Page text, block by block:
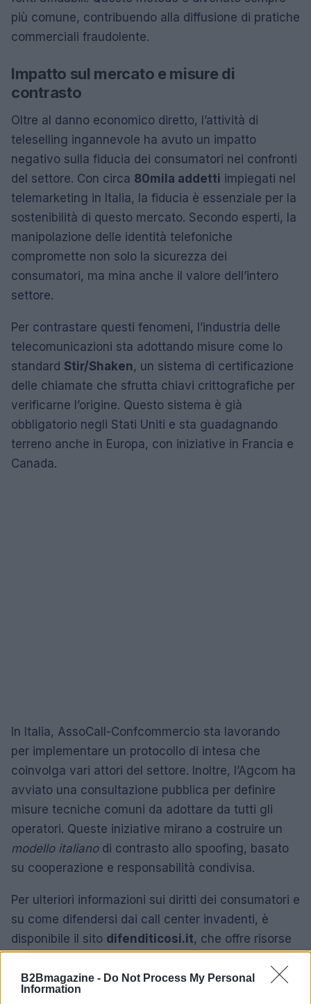
B2Bmagazine - Do Not Process My Personal
Information
più comune, contribuendo alla diffusione di pratiche
commerciali fraudolente.
Impatto sul mercato e misure di
contrasto
Oltre al danno economico diretto, l’attività di
teleselling ingannevole ha avuto un impatto
negativo sulla fiducia dei consumatori nei confronti
del settore. Con circa 80mila addetti impiegati nel
telemarketing in Italia, la fiducia è essenziale per la
sostenibilità di questo mercato. Secondo esperti, la
manipolazione delle identità telefoniche
compromette non solo la sicurezza dei
consumatori, ma mina anche il valore dell’intero
settore.
Per contrastare questi fenomeni, l’industria delle
telecomunicazioni sta adottando misure come lo
standard Stir/Shaken, un sistema di certificazione
delle chiamate che sfrutta chiavi crittografiche per
verificarne l’origine. Questo sistema è già
obbligatorio negli Stati Uniti e sta guadagnando
terreno anche in Europa, con iniziative in Francia e
Canada.
In Italia, AssoCall-Confcommercio sta lavorando
per implementare un protocollo di intesa che
coinvolga vari attori del settore. Inoltre, l’Agcom ha
avviato una consultazione pubblica per definire
misure tecniche comuni da adottare da tutti gli
operatori. Queste iniziative mirano a costruire un
modello italianodi contrasto allo spoofing, basato
su cooperazione e responsabilità condivisa.
Per ulteriori informazioni sui diritti dei consumatori e
su come difendersi dai call center invadenti, è
disponibile il sito difenditicosi.it, che offre risorse